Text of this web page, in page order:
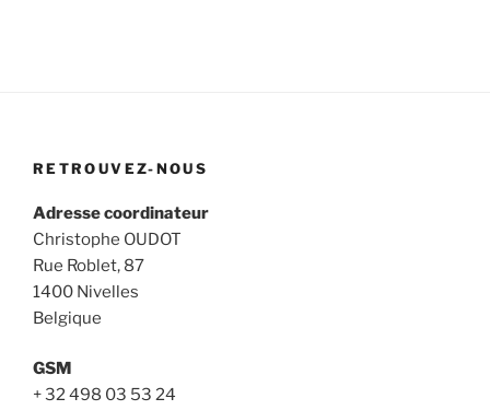
RETROUVEZ-NOUS
Adresse coordinateur
Christophe OUDOT
Rue Roblet, 87
1400 Nivelles
Belgique
GSM
+ 32 498 03 53 24